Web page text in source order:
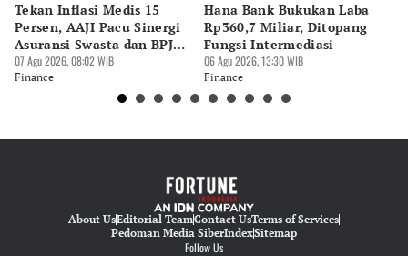
Tekan Inflasi Medis 15
Persen, AAJI Pacu Sinergi
Asuransi Swasta dan BPJS
Kesehatan
07 Agu 2026, 08:02 WIB
Finance
Hana Bank Bukukan Laba
Rp360,7 Miliar, Ditopang
Fungsi Intermediasi
06 Agu 2026, 13:30 WIB
Finance
About UsEditorial TeamContact UsTerms of Services
Pedoman Media SiberIndexSitemap
Follow Us